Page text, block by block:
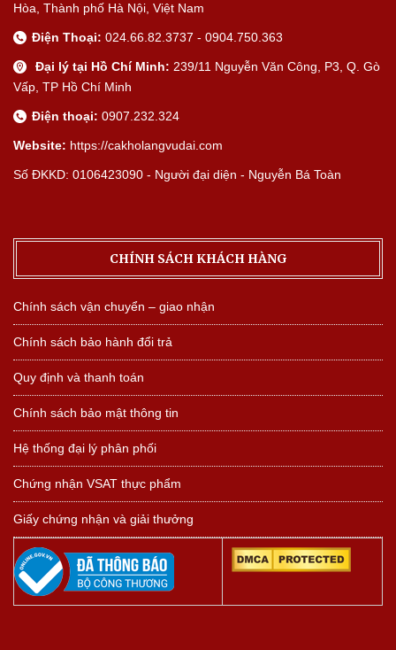
Hòa, Thành phố Hà Nội, Việt Nam
Điện Thoại: 024.66.82.3737 - 0904.750.363
Đại lý tại Hồ Chí Minh: 239/11 Nguyễn Văn Công, P3, Q. Gò
Vấp, TP Hồ Chí Minh
Điện thoại: 0907.232.324
Website: https://cakholangvudai.com
Số ĐKKD: 0106423090 - Người đại diện - Nguyễn Bá Toàn
CHÍNH SÁCH KHÁCH HÀNG
Chính sách vận chuyển – giao nhận
Chính sách bảo hành đổi trả
Quy định và thanh toán
Chính sách bảo mật thông tin
Hệ thống đại lý phân phối
Chứng nhận VSAT thực phẩm
Giấy chứng nhận và giải thưởng